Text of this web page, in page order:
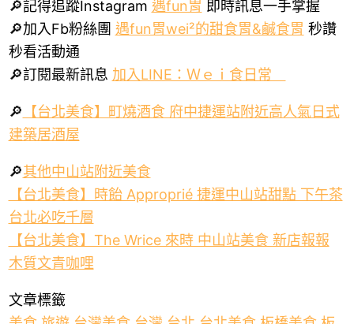
🔎記得追蹤Instagram 遇fun胃 即時訊息一手掌握
🔎加入Fb粉絲團 遇fun胃wei²的甜食胃&鹹食胃 秒讚
秒看活動通
🔎訂閱最新訊息 加入LINE：Ｗｅｉ食日常
🔎 【台北美食】町燒酒食 府中捷運站附近高人氣日式
建築居酒屋
🔎其他中山站附近美食
【台北美食】時飴 Approprié 捷運中山站甜點 下午茶
台北必吃千層
【台北美食】The Wrice 來時 中山站美食 新店報報
木質文青咖哩
文章標籤